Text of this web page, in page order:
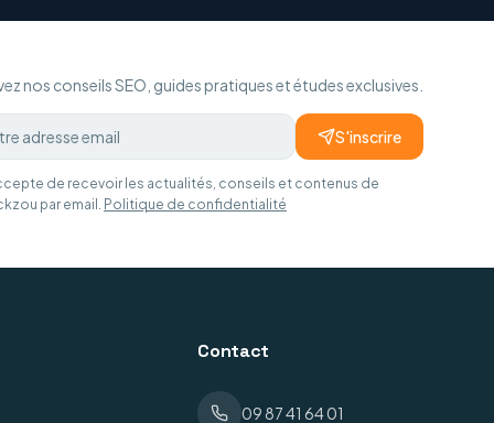
nos conseils SEO, guides pratiques et études exclusives.
S'inscrire
de recevoir les actualités, conseils et contenus de
par email. Politique de confidentialité
Contact
09 87 41 64 01